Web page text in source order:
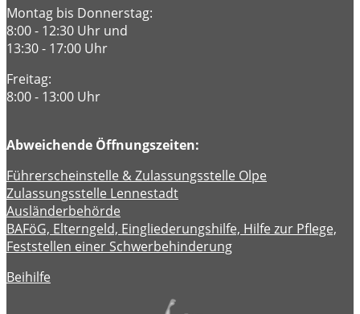
Montag bis Donnerstag:
8:00 - 12:30 Uhr und
13:30 - 17:00 Uhr
Freitag:
8:00 - 13:00 Uhr
Abweichende Öffnungszeiten:
Führerscheinstelle & Zulassungsstelle Olpe
Zulassungsstelle Lennestadt
Ausländerbehörde
BAFöG, Elterngeld, Eingliederungshilfe, Hilfe zur Pflege,
Feststellen einer Schwerbehinderung
Beihilfe